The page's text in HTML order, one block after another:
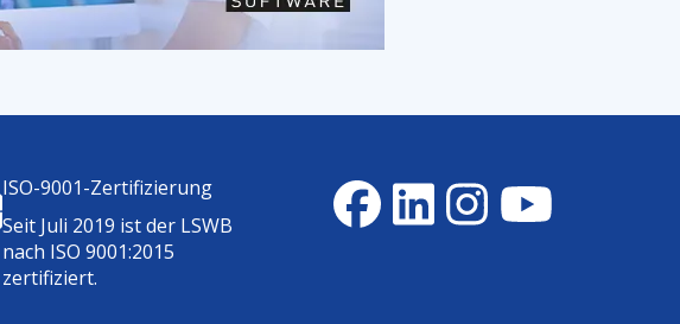
ISO-9001-Zertifizierung
Seit Juli 2019 ist der LSWB
nach ISO 9001:2015
zertifiziert.